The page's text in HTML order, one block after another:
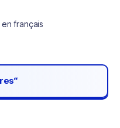
français